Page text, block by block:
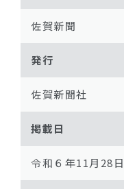
佐賀新聞
発行
佐賀新聞社
掲載日
令和６年11月28日